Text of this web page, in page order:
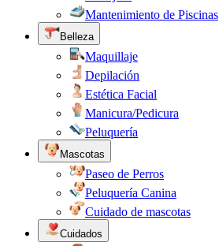
Mantenimiento de Piscinas
Belleza
Maquillaje
Depilación
Estética Facial
Manicura/Pedicura
Peluquería
Mascotas
Paseo de Perros
Peluquería Canina
Cuidado de mascotas
Cuidados